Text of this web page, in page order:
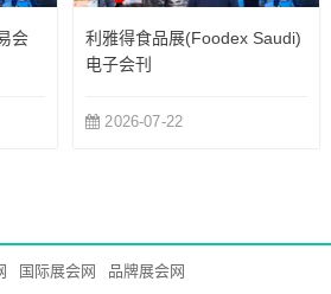
会
利雅得食品展(Foodex Saudi)
电子会刊
2026-07-22
国际展会网 品牌展会网